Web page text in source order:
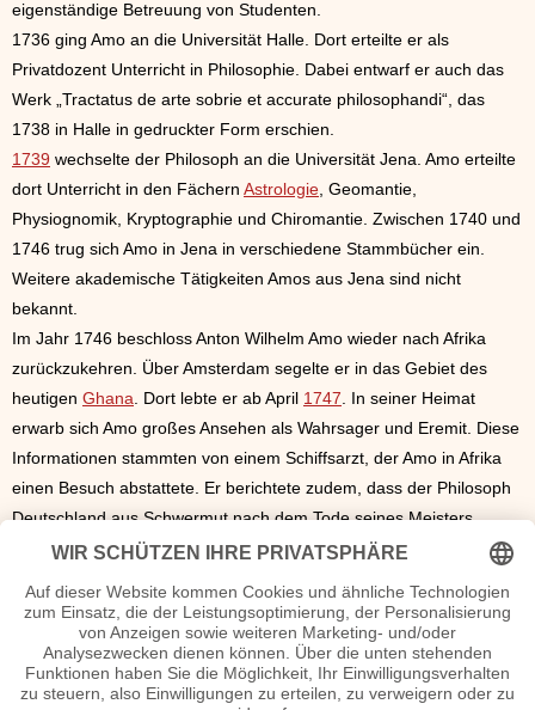
eigenständige Betreuung von Studenten.
1736 ging Amo an die Universität Halle. Dort erteilte er als
Privatdozent Unterricht in Philosophie. Dabei entwarf er auch das
Werk „Tractatus de arte sobrie et accurate philosophandi“, das
1738 in Halle in gedruckter Form erschien.
1739 wechselte der Philosoph an die Universität Jena. Amo erteilte
dort Unterricht in den Fächern Astrologie, Geomantie,
Physiognomik, Kryptographie und Chiromantie. Zwischen 1740 und
1746 trug sich Amo in Jena in verschiedene Stammbücher ein.
Weitere akademische Tätigkeiten Amos aus Jena sind nicht
bekannt.
Im Jahr 1746 beschloss Anton Wilhelm Amo wieder nach Afrika
zurückzukehren. Über Amsterdam segelte er in das Gebiet des
heutigen Ghana. Dort lebte er ab April 1747. In seiner Heimat
erwarb sich Amo großes Ansehen als Wahrsager und Eremit. Diese
Informationen stammten von einem Schiffsarzt, der Amo in Afrika
einen Besuch abstattete. Er berichtete zudem, dass der Philosoph
Deutschland aus Schwermut nach dem Tode seines Meisters
verlassen hatte. Dadurch war wohl die Förderung durch die
auch der Tod seines Freundes Johann Peter von Ludewig, der
1743 verstorben war, eine Rolle gespielt.
In Axim lebte Amo das Leben eines Einsiedlers. Später zog er nach
Fort San Sebastian in der Nähe des Fischerorts Shama. Wann